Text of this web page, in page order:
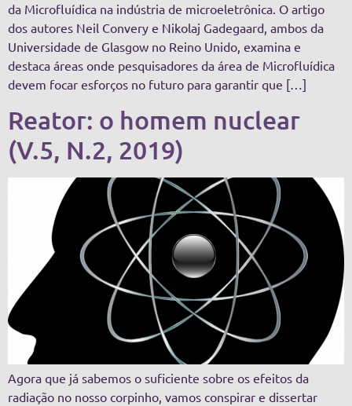
da Microfluídica na indústria de microeletrônica. O artigo
dos autores Neil Convery e Nikolaj Gadegaard, ambos da
Universidade de Glasgow no Reino Unido, examina e
destaca áreas onde pesquisadores da área de Microfluídica
devem focar esforços no futuro para garantir que […]
Reator: o homem nuclear
(V.5, N.2, 2019)
Agora que já sabemos o suficiente sobre os efeitos da
radiação no nosso corpinho, vamos conspirar e dissertar